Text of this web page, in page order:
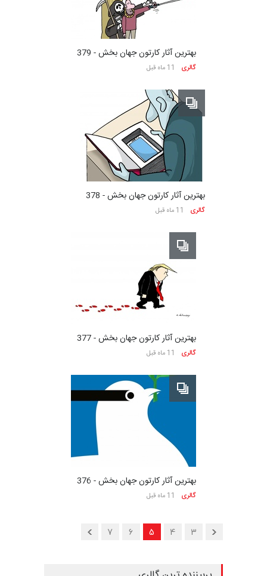
بهترین آثار کارتون جهان بخش - 379
گالری 11 ماه قبل
بهترین آثار کارتون جهان بخش - 378
گالری 11 ماه قبل
بهترین آثار کارتون جهان بخش - 377
گالری 11 ماه قبل
بهترین آثار کارتون جهان بخش - 376
گالری 11 ماه قبل
3
4
5
6
7